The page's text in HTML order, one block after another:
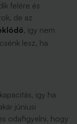
felére és
de az
, így nem
lesz, ha
így ha
júniusi
odafigyelni, hogy